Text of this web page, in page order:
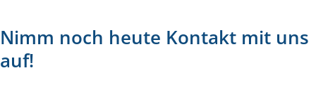
Nimm noch heute Kontakt mit uns
auf!